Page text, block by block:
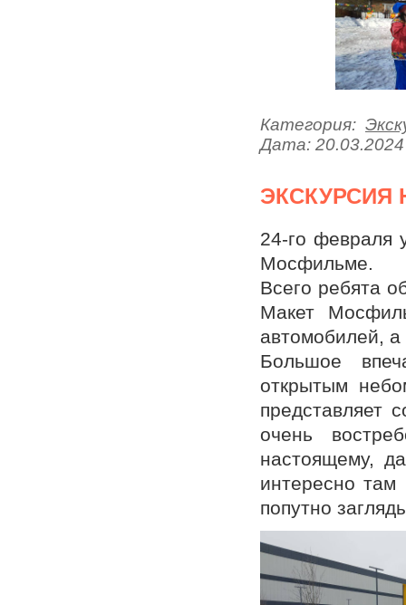
Категория:
Дата: 20.03.2024
24-го февраля
Мосфильме.
Всего ребята
Макет
автомобилей, а
Большое
открытым
представляет
очень
настоящему,
интересно там
попутно